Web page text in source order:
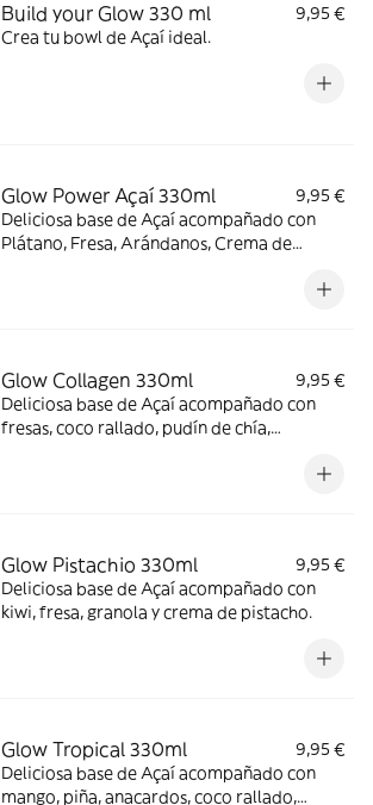
Build your Glow 330 ml
9,95 €
Crea tu bowl de Açaí ideal.
Glow Power Açaí 330ml
9,95 €
Deliciosa base de Açaí acompañado con
Plátano, Fresa, Arándanos, Crema de
Glow Collagen 330ml
9,95 €
Deliciosa base de Açaí acompañado con
fresas, coco rallado, pudín de chía,
Glow Pistachio 330ml
9,95 €
Deliciosa base de Açaí acompañado con
kiwi, fresa, granola y crema de pistacho.
Glow Tropical 330ml
9,95 €
Deliciosa base de Açaí acompañado con
mango, piña, anacardos, coco rallado,